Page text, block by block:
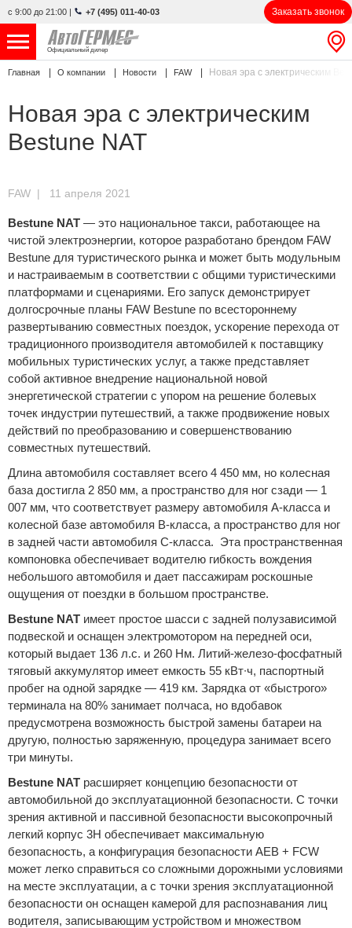
с 9:00 до 21:00 | +7 (495) 011-40-03 Заказать звонок
Официальный дилер
НОВЫЕ АВТОМОБИЛИ 4866 авто
С ПРОБЕГОМ 858 авто
СЕРВИС
УСЛУГИ
АКЦИИ
О КОМПАНИИ
КОНТАКТЫ
Избранное
Сравнение
Личный кабинет
Главная О компании Новости FAW Новая эра с электрическим
Новая эра с электрическим
Bestune NAT
FAW | 11 апреля 2021
Bestune NAT — это национальное такси, работающее на
чистой электроэнергии, которое разработано брендом FAW
Bestune для туристического рынка и может быть модульным
и настраиваемым в соответствии с общими туристическими
платформами и сценариями. Его запуск демонстрирует
долгосрочные планы FAW Bestune по всестороннему
развертыванию совместных поездок, ускорение перехода от
традиционного производителя автомобилей к поставщику
мобильных туристических услуг, а также представляет
собой активное внедрение национальной новой
энергетической стратегии с упором на решение болевых
точек индустрии путешествий, а также продвижение новых
действий по преобразованию и совершенствованию
совместных путешествий.
Длина автомобиля составляет всего 4 450 мм, но колесная
база достигла 2 850 мм, а пространство для ног сзади — 1
007 мм, что соответствует размеру автомобиля A-класса и
колесной базе автомобиля B-класса, а пространство для ног
в задней части автомобиля C-класса. Эта пространственная
компоновка обеспечивает водителю гибкость вождения
небольшого автомобиля и дает пассажирам роскошные
ощущения от поездки в большом пространстве.
Bestune NAT имеет простое шасси с задней полузависимой
подвеской и оснащен электромотором на передней оси,
который выдает 136 л.с. и 260 Нм. Литий-железо-фосфатный
тяговый аккумулятор имеет емкость 55 кВт∙ч, паспортный
пробег на одной зарядке — 419 км. Зарядка от «быстрого»
терминала на 80% занимает полчаса, но вдобавок
предусмотрена возможность быстрой замены батареи на
другую, полностью заряженную, процедура занимает всего
три минуты.
Bestune NAT расширяет концепцию безопасности от
автомобильной до эксплуатационной безопасности. С точки
зрения активной и пассивной безопасности высокопрочный
легкий корпус 3H обеспечивает максимальную
безопасность, а конфигурация безопасности AEB + FCW
может легко справиться со сложными дорожными условиями
на месте эксплуатации, а с точки зрения эксплуатационной
безопасности он оснащен камерой для распознавания лиц
водителя, записывающим устройством и множеством